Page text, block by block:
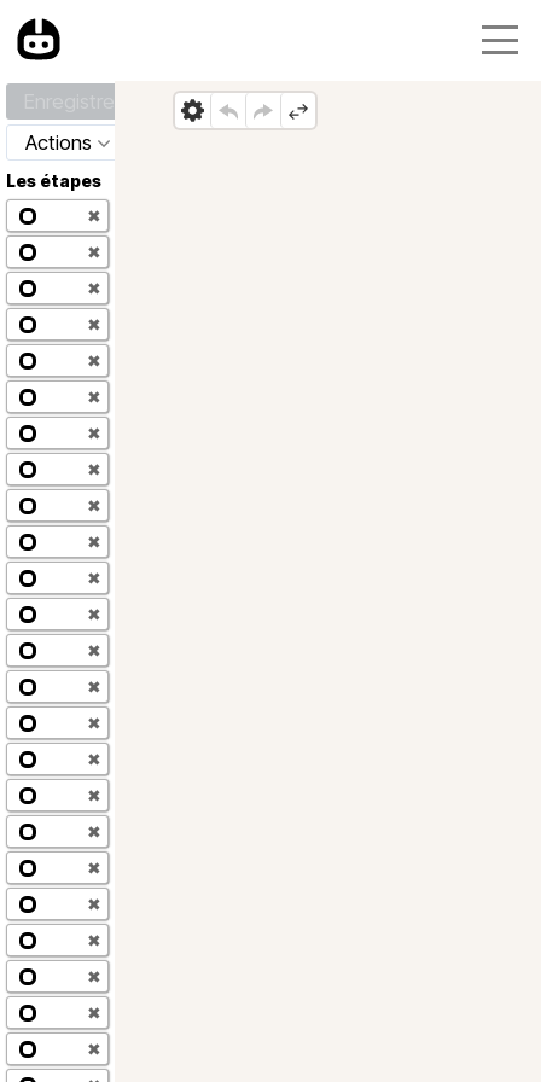
Actions
Les étapes
✖
✖
✖
✖
✖
✖
✖
✖
✖
✖
✖
✖
✖
✖
✖
✖
✖
✖
✖
✖
✖
✖
✖
✖